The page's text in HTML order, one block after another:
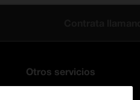
Otros servicios